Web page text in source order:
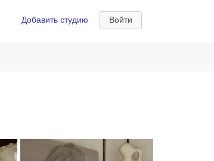
Войти
Добавить студию